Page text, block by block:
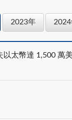
2023年
太幣達 1,500 萬